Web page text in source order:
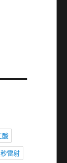
酸
雷射